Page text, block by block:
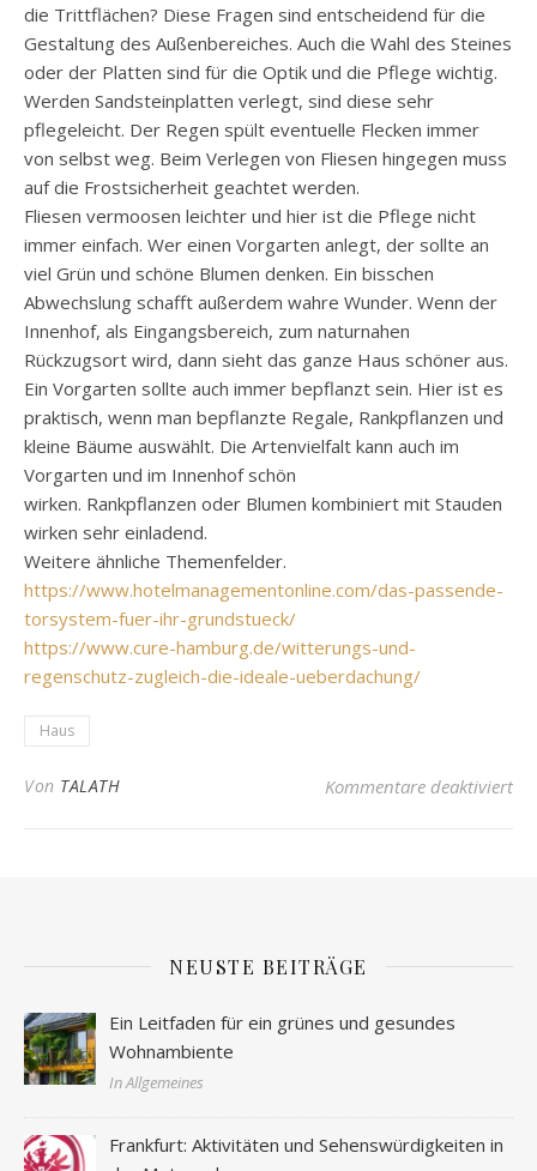
die Trittflächen? Diese Fragen sind entscheidend für die
Gestaltung des Außenbereiches. Auch die Wahl des Steines
oder der Platten sind für die Optik und die Pflege wichtig.
Werden Sandsteinplatten verlegt, sind diese sehr
pflegeleicht. Der Regen spült eventuelle Flecken immer
von selbst weg. Beim Verlegen von Fliesen hingegen muss
auf die Frostsicherheit geachtet werden.
Fliesen vermoosen leichter und hier ist die Pflege nicht
immer einfach. Wer einen Vorgarten anlegt, der sollte an
viel Grün und schöne Blumen denken. Ein bisschen
Abwechslung schafft außerdem wahre Wunder. Wenn der
Innenhof, als Eingangsbereich, zum naturnahen
Rückzugsort wird, dann sieht das ganze Haus schöner aus.
Ein Vorgarten sollte auch immer bepflanzt sein. Hier ist es
praktisch, wenn man bepflanzte Regale, Rankpflanzen und
kleine Bäume auswählt. Die Artenvielfalt kann auch im
Vorgarten und im Innenhof schön
wirken. Rankpflanzen oder Blumen kombiniert mit Stauden
wirken sehr einladend.
Weitere ähnliche Themenfelder.
https://www.hotelmanagementonline.com/das-passende-
torsystem-fuer-ihr-grundstueck/
https://www.cure-hamburg.de/witterungs-und-
regenschutz-zugleich-die-ideale-ueberdachung/
Haus
Von TALATH Kommentare deaktiviertfür
NEUSTE BEITRÄGE
Ein Leitfaden für ein grünes und gesundes
Wohnambiente
In Allgemeines
Frankfurt: Aktivitäten und Sehenswürdigkeiten in